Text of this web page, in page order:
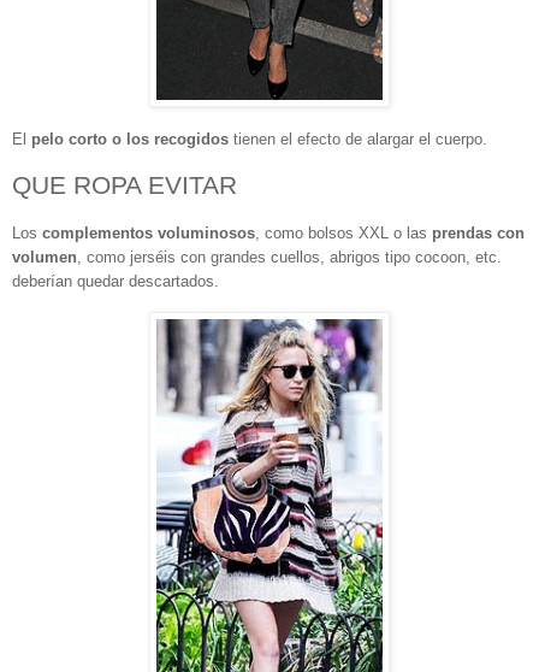
El pelo corto o los recogidos tienen el efecto de alargar el cuerpo.
QUE ROPA EVITAR
Los complementos voluminosos , como bolsos XXL o las prendas con
volumen , como jerséis con grandes cuellos, abrigos tipo cocoon, etc.
deberían quedar descartados.